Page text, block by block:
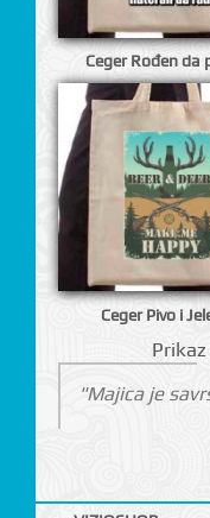
Ceger Rođen da
Ceger Pivo i
"Majica je